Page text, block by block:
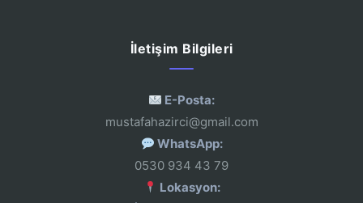
İletişim Bilgileri
E-Posta:
mustafahazirci@gmail.com
WhatsApp:
0530 934 43 79
Lokasyon: